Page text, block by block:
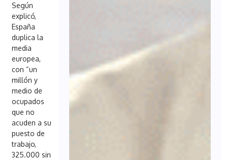
Según
explicó,
España
duplica la
media
europea,
con “un
millón y
medio de
ocupados
que no
acuden a su
puesto de
trabajo,
325.000 sin